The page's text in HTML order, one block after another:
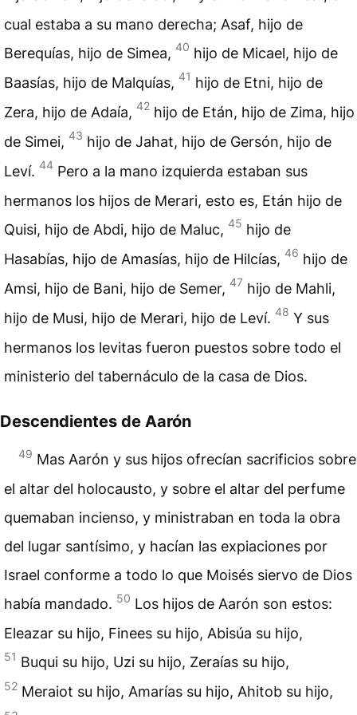
cual estaba a su mano derecha; Asaf, hijo de
Berequías, hijo de Simea, 40 hijo de Micael, hijo de
Baasías, hijo de Malquías, 41 hijo de Etni, hijo de
Zera, hijo de Adaía, 42 hijo de Etán, hijo de Zima, hijo
de Simei, 43 hijo de Jahat, hijo de Gersón, hijo de
Leví. 44 Pero a la mano izquierda estaban sus
hermanos los hijos de Merari, esto es, Etán hijo de
Quisi, hijo de Abdi, hijo de Maluc, 45 hijo de
Hasabías, hijo de Amasías, hijo de Hilcías, 46 hijo de
Amsi, hijo de Bani, hijo de Semer, 47 hijo de Mahli,
hijo de Musi, hijo de Merari, hijo de Leví. 48 Y sus
hermanos los levitas fueron puestos sobre todo el
ministerio del tabernáculo de la casa de Dios.
Descendientes de Aarón
49 Mas Aarón y sus hijos ofrecían sacrificios sobre
el altar del holocausto, y sobre el altar del perfume
quemaban incienso, y ministraban en toda la obra
del lugar santísimo, y hacían las expiaciones por
Israel conforme a todo lo que Moisés siervo de Dios
había mandado. 50 Los hijos de Aarón son estos:
Eleazar su hijo, Finees su hijo, Abisúa su hijo,
51 Buqui su hijo, Uzi su hijo, Zeraías su hijo,
52 Meraiot su hijo, Amarías su hijo, Ahitob su hijo,